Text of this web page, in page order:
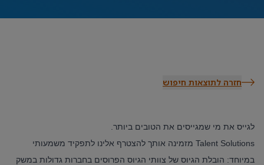
חזרה לתוצאות חיפוש
לגייס את מי שמגייסים את הטובים ביותר.
Talent Solutions מזמינה אותך להצטרף אלינו לתפקיד משמעותי
במיוחד: הובלת הגיוס של צוותי הגיוס הפרוסים בחברות גדולות במשק